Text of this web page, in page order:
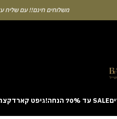
משלוחים חינם!! עם שליח עד
SALE עד 70% הנחה! גיפט קארד